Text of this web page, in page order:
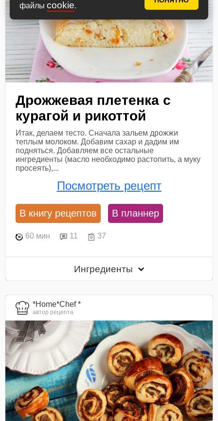
файлы cookie.
Дрожжевая плетенка с
курагой и рикоттой
Итак, делаем тесто. Сначала зальем дрожжи
теплым молоком. Добавим сахар и дадим им
подняться. Добавляем все остальные
ингредиенты (масло необходимо растопить, а муку
просеять),...
Посмотреть рецепт
В книгу рецептов В планнер
60 мин 11 37
Ингредиенты
*Home*Chef *
автор рецепта